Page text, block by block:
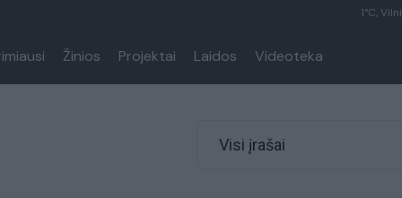
1°C,
Žinios Projektai Laidos Videoteka
Visi įrašai